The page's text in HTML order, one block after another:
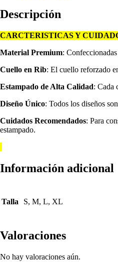
Descripción
CARCTERISTICAS Y
Material Premium:
Cuello en Rib: El cuello reforzado
Estampado de Alta Calidad: Cada
Diseño Único: Todos los diseños
Cuidados Recomendados: Para
estampado.
Información adicional
Talla S, M, L, XL
Valoraciones
No hay valoraciones aún.